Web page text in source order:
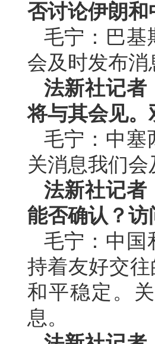
否讨论伊朗和
毛宁：巴基
会及时发布
法新社记者
将与其会见
毛宁：中塞
关消息我们会
法新社记者
能否确认？
毛宁：中国
持着友好交
和平稳定。
息。